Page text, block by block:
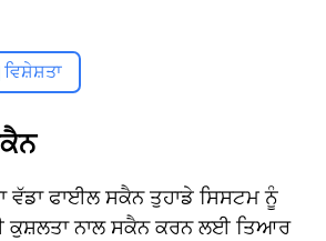
ਵਿਸ਼ੇਸ਼ਤਾ
ਵੱਡਾ ਫਾਈਲ ਸਕੈਨ ਤੁਹਾਡੇ ਸਿਸਟਮ ਨੂੰ
ਕੁਸ਼ਲਤਾ ਨਾਲ ਸਕੈਨ ਕਰਨ ਲਈ ਤਿਆਰ